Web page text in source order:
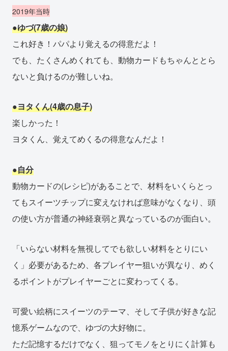
2019年当時
●ゆづ(7歳の娘)
これ好き！パパより覚えるの得意だよ！
でも、たくさんめくれても、動物カードもちゃんととら
ないと負けるのが難しいね。
●ヨタくん(4歳の息子)
楽しかった！
ヨタくん、覚えてめくるの得意なんだよ！
●自分
動物カードの(レシピ)があることで、材料をいくらとっ
てもスイーツチップに変えなければ意味がなくなり、頭
の使い方が普通の神経衰弱と異なっているのが面白い。
「いらない材料を無視してでも欲しい材料をとりにい
く」必要があるため、各プレイヤー狙いが異なり、めく
るポイントがプレイヤーごとに変わってくる。
可愛い絵柄にスイーツのテーマ、そして子供が好きな記
憶系ゲームなので、ゆづの大好物に。
ただ記憶するだけでなく、狙ってモノをとりにく計算も